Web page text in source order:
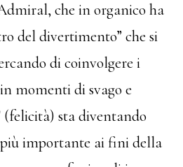
che in organico ha
del divertimento” che si
di coinvolgere i
momenti di svago e
(felicità) sta diventando
importante ai fini della